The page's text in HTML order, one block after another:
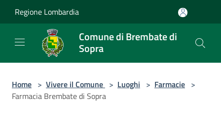
Regione Lombardia
Comune di Brembate di
Sopra
Home > Vivere il Comune > Luoghi > Farmacie >
Farmacia Brembate di Sopra